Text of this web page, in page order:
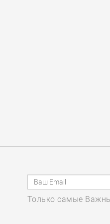
капремонта МКД
Только самые